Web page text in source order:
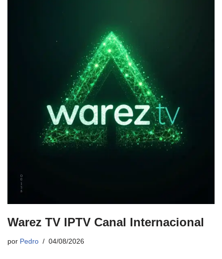
Warez TV IPTV Canal Internacional
por Pedro 04/08/2026